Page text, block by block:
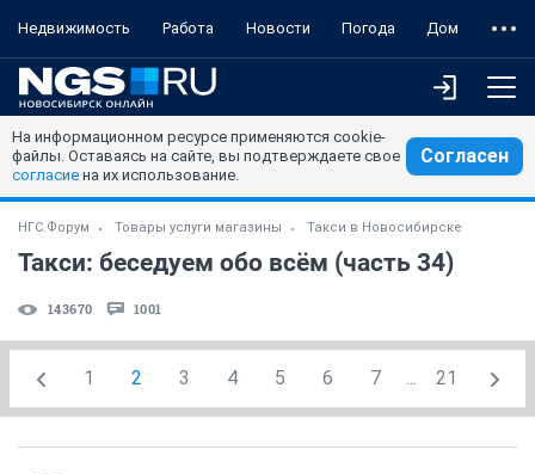
Недвижимость Работа Новости Погода Дом
На информационном ресурсе применяются cookie-
файлы. Оставаясь на сайте, вы подтверждаете свое
согласие на их использование.
Согласен
НГС.Форум Товары услуги магазины Такси в Новосибирске
Такси: беседуем обо всём (часть 34)
143670 1001
1 2 3 4 5 6 7 ... 21